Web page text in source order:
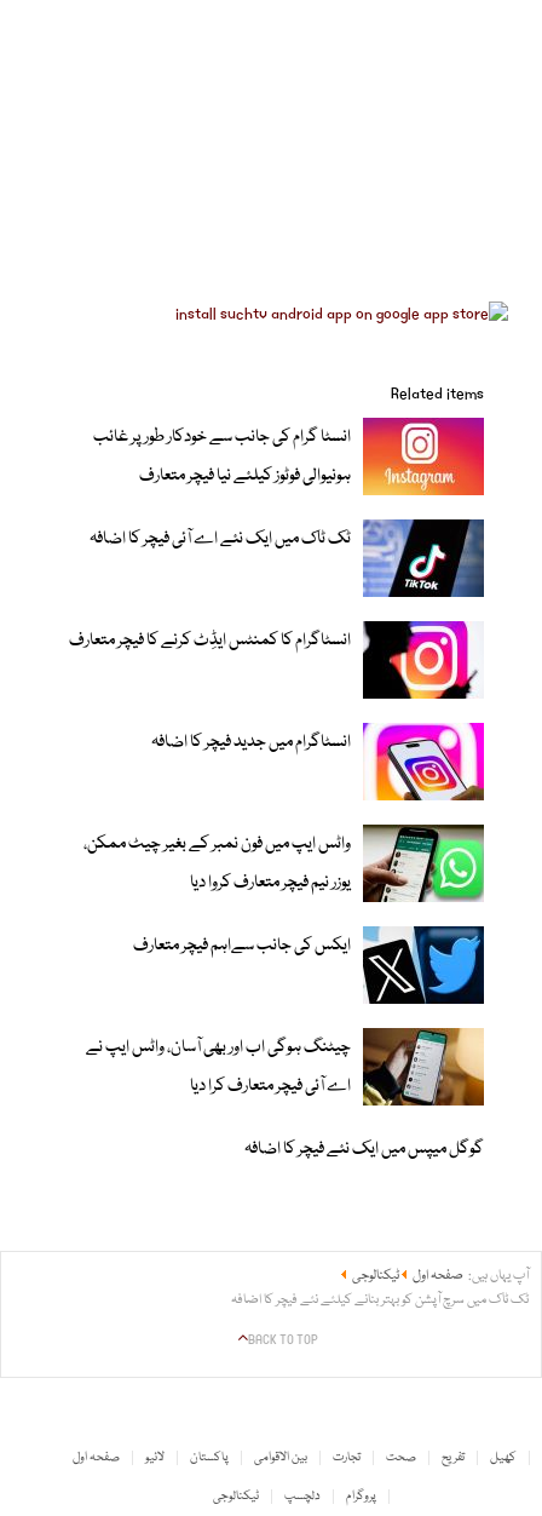
Related items
انسٹا گرام کی جانب سے خودکار طور پر غائب
ہونیوالی فوٹوز کیلئے نیا فیچر متعارف
ٹک ٹاک میں ایک نئے اے آئی فیچر کا اضافہ
انسٹاگرام کا کمنٹس ایڈِٹ کرنے کا فیچر متعارف
انسٹاگرام میں جدید فیچر کا اضافہ
واٹس ایپ میں فون نمبر کے بغیر چیٹ ممکن،
یوزر نیم فیچر متعارف کروا دیا
ایکس کی جانب سےاہم فیچر متعارف
چیٹنگ ہوگی اب اور بھی آسان، واٹس ایپ نے
اے آئی فیچر متعارف کرا دیا
گوگل میپس میں ایک نئے فیچر کا اضافہ
آپ یہاں ہیں: صفحہ اول
ٹیکنالوجی
ٹک ٹاک میں سرچ آپشن کو بہتر بنانے کیلئے نئے فیچر کا اضافہ
BACK TO TOP
صفحہ اول لائیو پاکستان بین الاقوامی تجارت صحت تفریح
کھیل
ٹیکنالوجی
دلچسپ پروگرام